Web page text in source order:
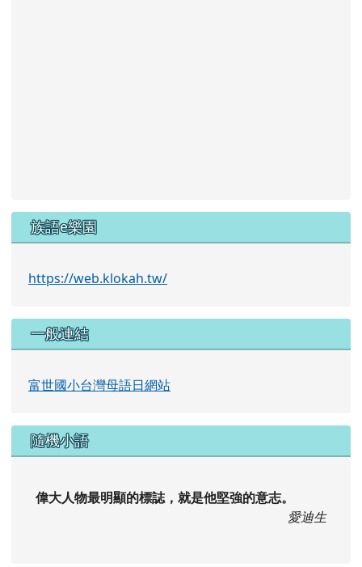
族語e樂園
https://web.klokah.tw/
一般連結
富世國小台灣母語日網站
隨機小語
偉大人物最明顯的標誌，就是他堅強的意志。
愛迪生